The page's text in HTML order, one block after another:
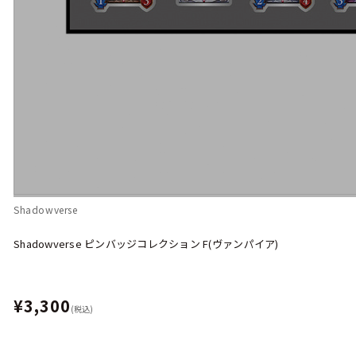
Shadowverse
Shadowverse ピンバッジコレクション F(ヴァンパイア)
¥3,300 (税込)